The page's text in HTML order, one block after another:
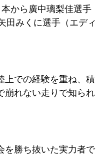
から廣中璃梨佳選手
田みくに選手（エディ
上での経験を重ね、積
崩れない走りで知られ
を勝ち抜いた実力者で